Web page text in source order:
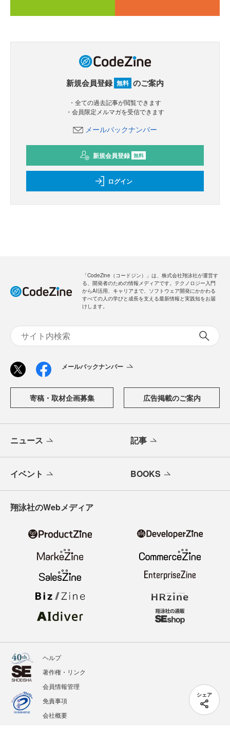
シェア
新規会員登録 無料 のご案内
・全ての過去記事が閲覧できます
・会員限定メルマガを受信できます
メールバックナンバー
新規会員登録 無料
ログイン
「CodeZine（コードジン）」は、株式会社翔泳社が運営す
る、開発者のための情報メディアです。テクノロジー入門
からAI活用、キャリアまで、ソフトウェア開発にかかわる
すべての人の学びと成長を支える最新情報と実践知をお届
けします。
メールバックナンバー
寄稿・取材企画募集 広告掲載のご案内
ニュース 記事
イベント BOOKS
翔泳社のWebメディア
ヘルプ
著作権・リンク
会員情報管理
免責事項
会社概要